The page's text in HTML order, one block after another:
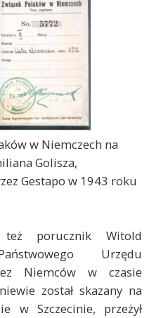
w Niemczech na
Golisza,
Gestapo w 1943 roku
też porucznik Witold
Urzędu
Niemców w czasie
został skazany na
w Szczecinie, przeżył